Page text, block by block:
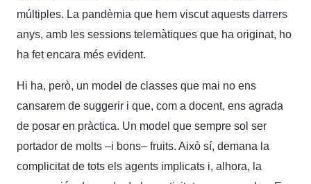
múltiples. La pandèmia que hem viscut aquests darrers
anys, amb les sessions telemàtiques que ha originat, ho
ha fet encara més evident.
Hi ha, però, un model de classes que mai no ens
cansarem de suggerir i que, com a docent, ens agrada
de posar en pràctica. Un model que sempre sol ser
portador de molts –i bons– fruits. Això sí, demana la
complicitat de tots els agents implicats i, alhora, la